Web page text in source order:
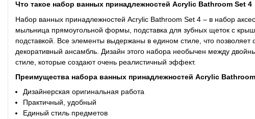
Что такое набор ванных принадлежностей Acrylic Bathroom Set 4
Набор ванных принадлежностей Acrylic Bathroom Set 4 – в набор
мыльница прямоугольной формы, подставка для зубных щеток с
подставкой. Все элементы выдержаны в едином стиле, что
декоративный ансамбль. Дизайн этого набора необычен между
стиле, которые создают очень реалистичный эффект.
Преимущества набора ванных принадлежностей Acrylic
Дизайнерская оригинальная работа
Практичный, удобный
Единый стиль предметов